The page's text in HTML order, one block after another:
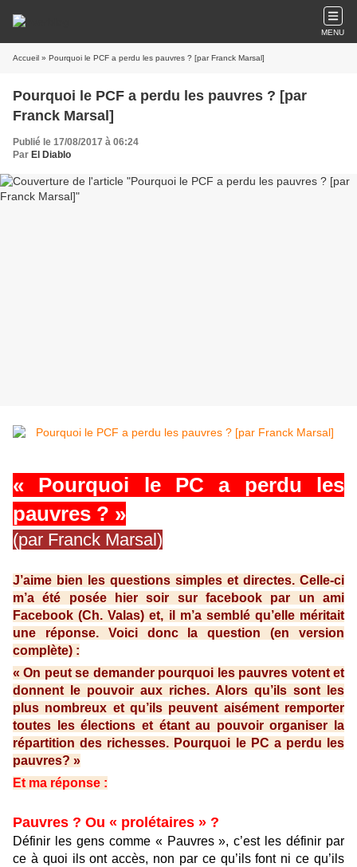
MENU
Accueil » Pourquoi le PCF a perdu les pauvres ? [par Franck Marsal]
Pourquoi le PCF a perdu les pauvres ? [par
Franck Marsal]
Publié le 17/08/2017 à 06:24
Par El Diablo
« Pourquoi le PC a perdu les
pauvres ? »
(par Franck Marsal)
J’aime bien les questions simples et directes. Celle-ci
m’a été posée hier soir sur facebook par un ami
Facebook (Ch. Valas) et, il m’a semblé qu’elle méritait
une réponse. Voici donc la question (en version
complète) :
« On peut se demander pourquoi les pauvres votent et
donnent le pouvoir aux riches. Alors qu’ils sont les
plus nombreux et qu’ils peuvent aisément remporter
toutes les élections et étant au pouvoir organiser la
répartition des richesses. Pourquoi le PC a perdu les
pauvres? »
Et ma réponse :
Pauvres ? Ou « prolétaires » ?
Définir les gens comme « Pauvres », c’est les définir par
ce à quoi ils ont accès, non par ce qu’ils font ni ce qu’ils